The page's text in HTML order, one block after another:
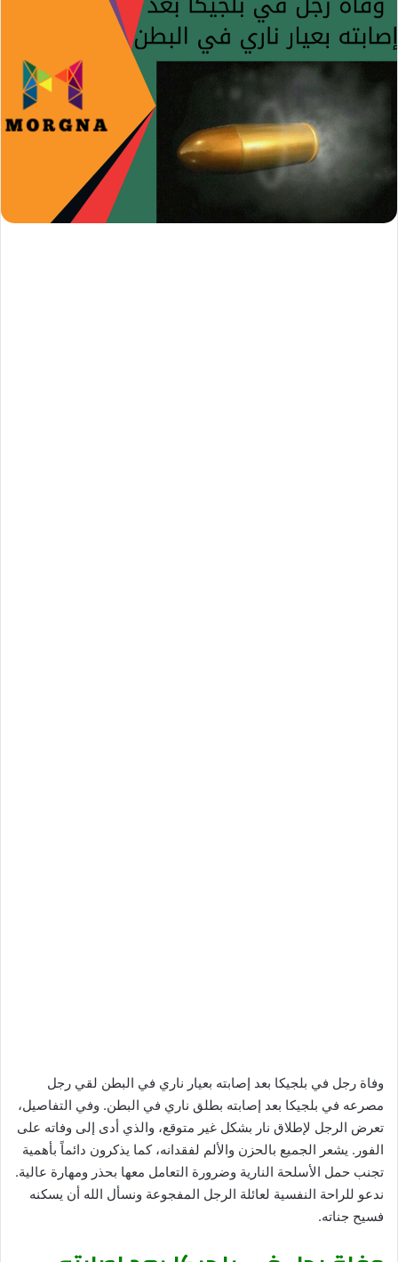
وفاة رجل في بلجيكا بعد إصابته بعيار ناري في البطن لقي رجل
مصرعه في بلجيكا بعد إصابته بطلق ناري في البطن. وفي التفاصيل،
تعرض الرجل لإطلاق نار بشكل غير متوقع، والذي أدى إلى وفاته على
الفور. يشعر الجميع بالحزن والألم لفقدانه، كما يذكرون دائماً بأهمية
تجنب حمل الأسلحة النارية وضرورة التعامل معها بحذر ومهارة عالية.
ندعو للراحة النفسية لعائلة الرجل المفجوعة ونسأل الله أن يسكنه
فسيح جناته.